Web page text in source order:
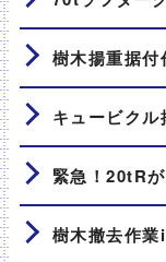
樹木揚重据付
キュービクル
緊急！20tR
樹木撤去作